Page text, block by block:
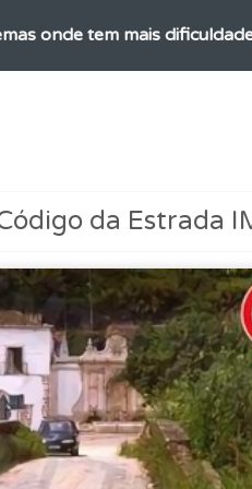
onde tem mais
perfil se já está preparado
uma questão
de teclado para
da Estrada